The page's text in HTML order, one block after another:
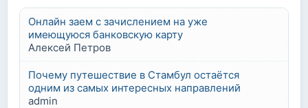
Онлайн заем с зачислением на уже
имеющуюся банковскую карту
Алексей Петров
Почему путешествие в Стамбул остаётся
одним из самых интересных направлений
admin